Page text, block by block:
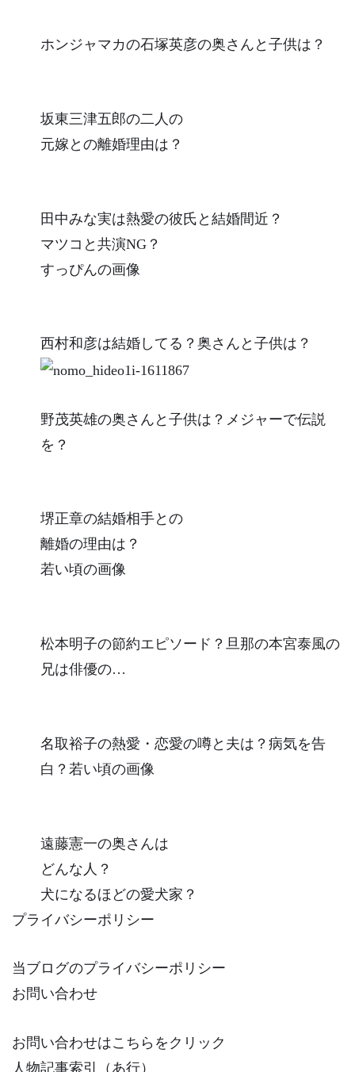
ホンジャマカの石塚英彦の奥さんと子供は？
坂東三津五郎の二人の
元嫁との離婚理由は？
田中みな実は熱愛の彼氏と結婚間近？
マツコと共演NG？
すっぴんの画像
西村和彦は結婚してる？奥さんと子供は？
野茂英雄の奥さんと子供は？メジャーで伝説
を？
堺正章の結婚相手との
離婚の理由は？
若い頃の画像
松本明子の節約エピソード？旦那の本宮泰風の
兄は俳優の…
名取裕子の熱愛・恋愛の噂と夫は？病気を告
白？若い頃の画像
遠藤憲一の奥さんは
どんな人？
犬になるほどの愛犬家？
プライバシーポリシー
当ブログのプライバシーポリシー
お問い合わせ
お問い合わせはこちらをクリック
人物記事索引（あ行）